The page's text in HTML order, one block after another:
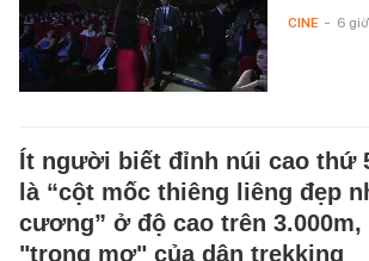
CINE - 6
Ít người biết đỉnh núi cao thứ
là “cột mốc thiêng liêng đẹp
cương” ở độ cao trên 3.000m,
"trong mơ" của dân trekking